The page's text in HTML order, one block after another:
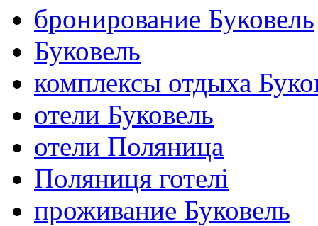
бронирование Буковель
Буковель
комплексы отдыха
отели Буковель
отели Поляница
Пoляниця готелі
проживание Буковель